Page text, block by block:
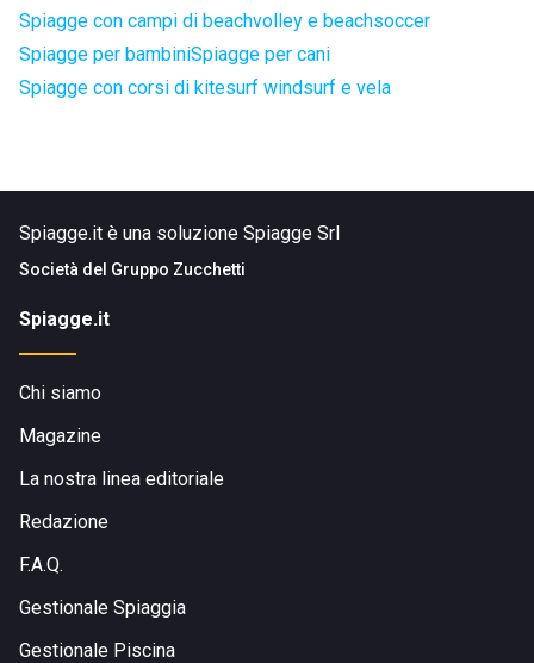
Spiagge con campi di beachvolley e beachsoccer
Spiagge per bambiniSpiagge per cani
Spiagge con corsi di kitesurf windsurf e vela
Spiagge.it è una soluzione Spiagge Srl
Società del Gruppo Zucchetti
Spiagge.it
Chi siamo
Magazine
La nostra linea editoriale
Redazione
F.A.Q.
Gestionale Spiaggia
Gestionale Piscina